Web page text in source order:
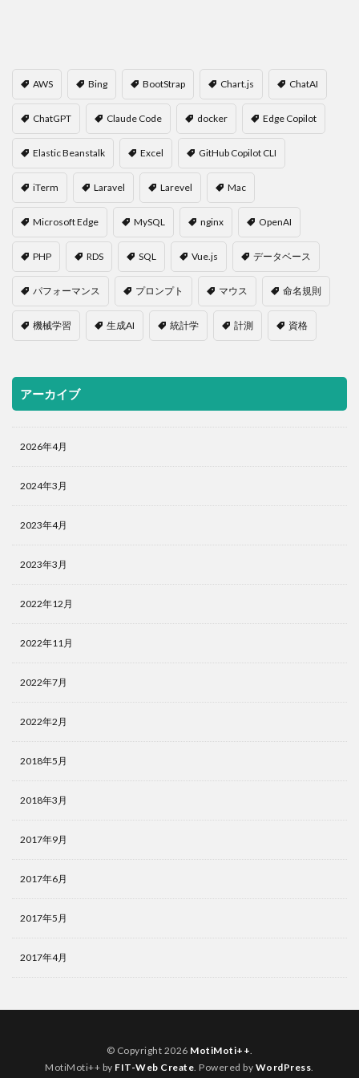
AWS Bing BootStrap Chart.js ChatAI
ChatGPT Claude Code docker Edge Copilot
Elastic Beanstalk Excel GitHub Copilot CLI
iTerm Laravel Larevel Mac
Microsoft Edge MySQL nginx OpenAI
PHP RDS SQL Vue.js データベース
パフォーマンス プロンプト マウス 命名規則
機械学習 生成AI 統計学 計測 資格
アーカイブ
2026年4月
2024年3月
2023年4月
2023年3月
2022年12月
2022年11月
2022年7月
2022年2月
2018年5月
2018年3月
2017年9月
2017年6月
2017年5月
2017年4月
© Copyright 2026 MotiMoti++.
MotiMoti++ by FIT-Web Create. Powered by WordPress.